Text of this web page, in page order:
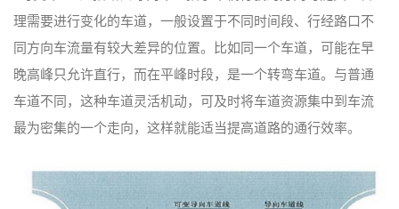
理需要进行变化的车道，一般设置于不同时间段、行经路口不
同方向车流量有较大差异的位置。比如同一个车道，可能在早
晚高峰只允许直行，而在平峰时段，是一个转弯车道。与普通
车道不同，这种车道灵活机动，可及时将车道资源集中到车流
最为密集的一个走向，这样就能适当提高道路的通行效率。